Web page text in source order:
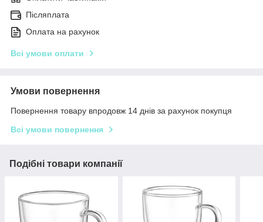
Післяплата
Оплата на рахунок
Всі умови оплати
Умови повернення
Повернення товару впродовж 14 днів за рахунок покупця
Всі умови повернення
Подібні товари компанії